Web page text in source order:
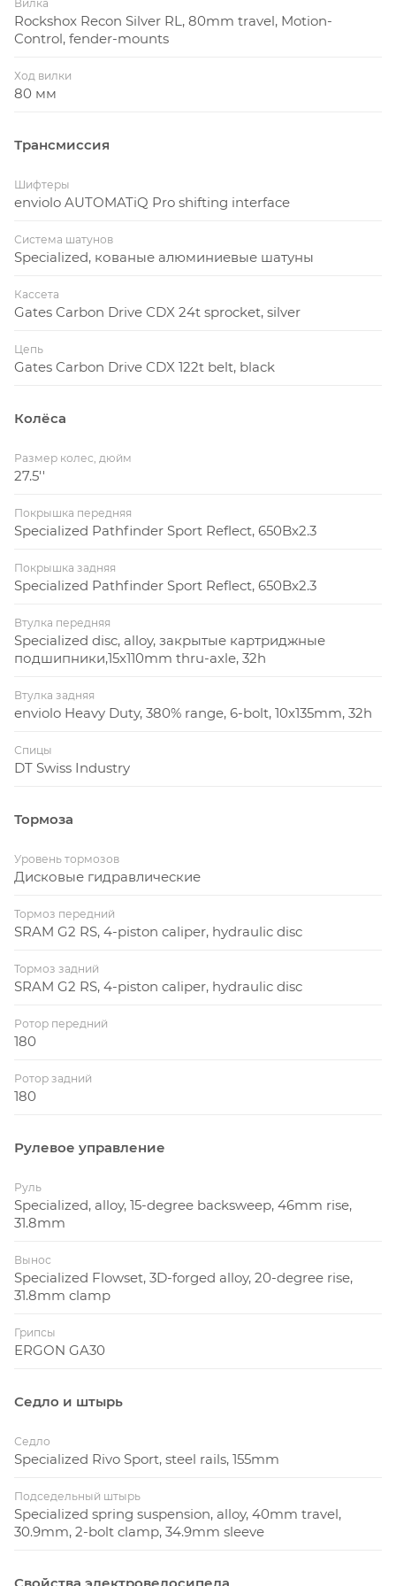
Вилка
Rockshox Recon Silver RL, 80mm travel, Motion-
Control, fender-mounts
Ход вилки
80 мм
Трансмиссия
Шифтеры
enviolo AUTOMATiQ Pro shifting interface
Система шатунов
Specialized, кованые алюминиевые шатуны
Кассета
Gates Carbon Drive CDX 24t sprocket, silver
Цепь
Gates Carbon Drive CDX 122t belt, black
Колёса
Размер колес, дюйм
27.5''
Покрышка передняя
Specialized Pathfinder Sport Reflect, 650Bx2.3
Покрышка задняя
Specialized Pathfinder Sport Reflect, 650Bx2.3
Втулка передняя
Specialized disc, alloy, закрытые картриджные
подшипники,15x110mm thru-axle, 32h
Втулка задняя
enviolo Heavy Duty, 380% range, 6-bolt, 10x135mm, 32h
Спицы
DT Swiss Industry
Тормоза
Уровень тормозов
Дисковые гидравлические
Тормоз передний
SRAM G2 RS, 4-piston caliper, hydraulic disc
Тормоз задний
SRAM G2 RS, 4-piston caliper, hydraulic disc
Ротор передний
180
Ротор задний
180
Рулевое управление
Руль
Specialized, alloy, 15-degree backsweep, 46mm rise,
31.8mm
Вынос
Specialized Flowset, 3D-forged alloy, 20-degree rise,
31.8mm clamp
Грипсы
ERGON GA30
Седло и штырь
Седло
Specialized Rivo Sport, steel rails, 155mm
Подседельный штырь
Specialized spring suspension, alloy, 40mm travel,
30.9mm, 2-bolt clamp, 34.9mm sleeve
Свойства электровелосипеда